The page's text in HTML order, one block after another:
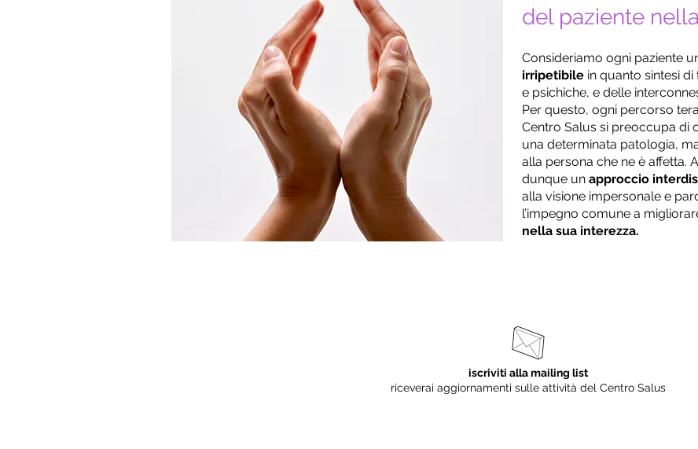
del paziente
Consideriamo ogni paziente
irripetibile in quanto sintesi
e psichiche, e delle
Per questo, ogni percorso
Centro Salus si preoccupa di
una determinata patologia,
alla persona che ne è affetta.
dunque un approccio
alla visione impersonale e
l’impegno comune a
nella sua interezza.
iscriviti alla mailing list
riceverai aggiornamenti sulle attività del Centro Salus